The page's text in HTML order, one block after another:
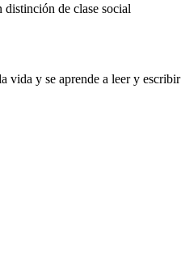
distinción de clase social
vida y se aprende a leer y escribir